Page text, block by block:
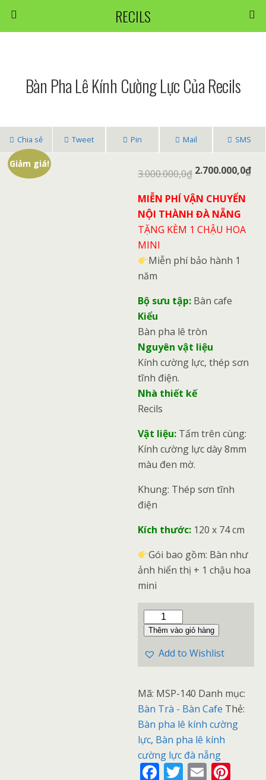
RECILS
Bàn Pha Lê Kính Cường Lực Của Recils
Chia sẻ Tweet Pin Mail SMS
Giảm giá!
3.000.000,0₫ 2.700.000,0₫
MIỄN PHÍ VẬN CHUYỂN
NỘI THÀNH ĐÀ NẴNG
TẶNG KÈM 1 CHẬU HOA
MINI
Miễn phí bảo hành 1
năm
Bộ sưu tập: Bàn cafe
Kiểu
Bàn pha lê tròn
Nguyên vật liệu
Kính cường lực, thép sơn
tĩnh điện.
Nhà thiết kế
Recils
Vật liệu: Tấm trên cùng:
Kính cường lực dày 8mm
màu đen mờ.
Khung: Thép sơn tĩnh
điện
Kích thước: 120 x 74 cm
Gói bao gồm: Bàn như
ảnh hiển thị + 1 chậu hoa
mini
Thêm vào giỏ hàng
Add to Wishlist
Mã: MSP-140 Danh mục:
Bàn Trà - Bàn Cafe Thẻ:
Bàn pha lê kính cường
lực, Bàn pha lê kính
cường lực đà nẵng
F T E